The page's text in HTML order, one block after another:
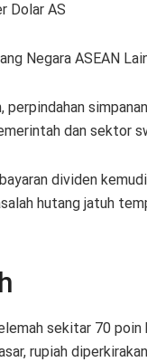
Dolar AS
Negara ASEAN
dan sektor
dividen
hutang jatuh
sekitar 70
rupiah